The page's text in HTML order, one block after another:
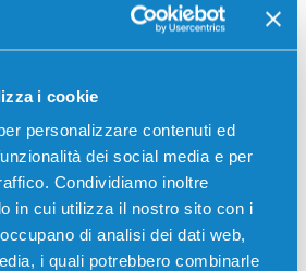
i cookie
personalizzare contenuti ed
dei social media e per
Condividiamo inoltre
in cui utilizza il nostro sito con i
di analisi dei dati web,
i quali potrebbero combinarle